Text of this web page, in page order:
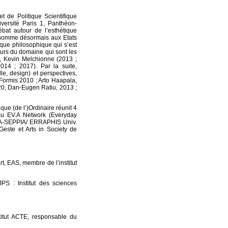
de Politique Scientifique
Paris 1, Panthéon-
autour de l’esthétique
désormais aux Etats
philosophique qui s’est
du domaine qui sont les
Kevin Melchionne (2013 ;
; 2017). Par la suite,
design) et perspectives,
2010 ; Arto Haapala,
Dan-Eugen Ratiu, 2013 ;
(de l’)Ordinaire réunit 4
EV.A Network (Everyday
SEPPIA/ ERRAPHIS Univ.
et Arts in Society de
EAS, membre de l’institut
: Institut des sciences
ACTE, responsable du